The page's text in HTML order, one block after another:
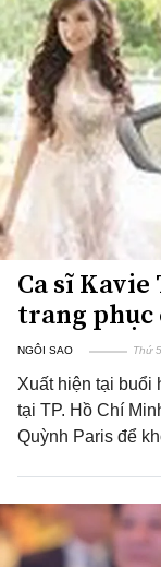
Ca sĩ
trang phục
NGÔI SAO Thứ
Xuất hiện tại buổi
tại TP. Hồ Chí
Quỳnh Paris để